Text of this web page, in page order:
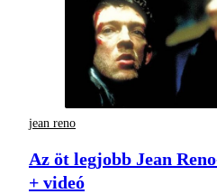
jean reno
Az öt legjobb Jean
+ videó